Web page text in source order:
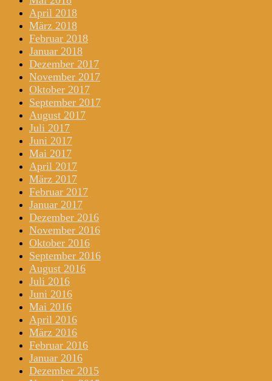
April 2018
März 2018
Februar 2018
Januar 2018
Dezember 2017
November 2017
Oktober 2017
September 2017
August 2017
Juli 2017
Juni 2017
Mai 2017
April 2017
März 2017
Februar 2017
Januar 2017
Dezember 2016
November 2016
Oktober 2016
September 2016
August 2016
Juli 2016
Juni 2016
Mai 2016
April 2016
März 2016
Februar 2016
Januar 2016
Dezember 2015